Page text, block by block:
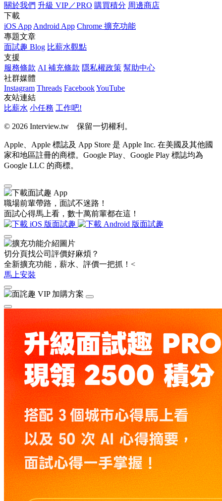
關於我們 升級 VIP／PRO 購買積分 周邊商店
下載
iOS App Android App Chrome 擴充功能
專題文章
面試趣 Blog 比薪水觀點
支援
服務條款 AI 補充條款 隱私權政策 幫助中心
社群媒體
Instagram Threads FacebookYouTube
友站連結
比薪水 小任務 工作吧!
© 2026 Interview.tw 保留一切權利。
Apple、Apple 標誌及 App Store 是 Apple Inc. 在美國及其他國
家和地區註冊的商標。Google Play、Google Play 標誌均為
Google LLC 的商標。
職場前輩帶路，面試不迷路！
面試心得馬上看，數十萬前輩都在這！
切分頁找公司評價好麻煩？
全新擴充功能，薪水、評價一把抓！<
馬上安裝